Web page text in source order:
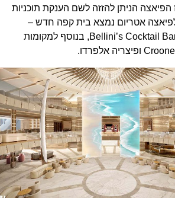
הניתן להזזה לשם הענקת תוכניות
אטריום נמצא בית קפה חדש –
Coffee Currents ו- Bellini’s Cocktail Bar, בנוסף למקומות